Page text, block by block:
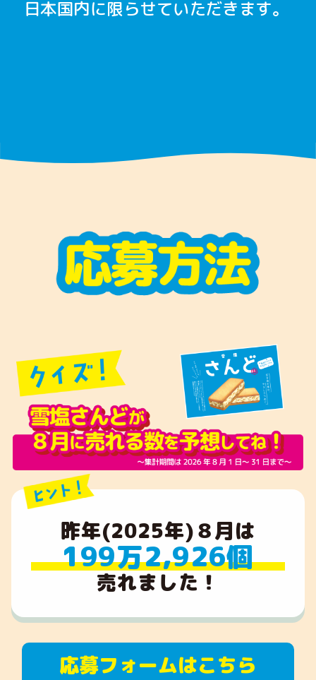
日本国内に限らせていただきます。
昨年(2025年)８月は
199万2,926個
売れました！
応募フォームはこちら